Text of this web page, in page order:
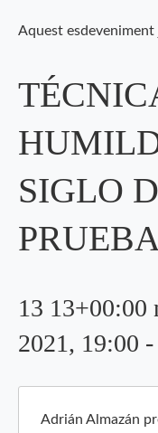
Aquest esdeveniment
SIGLO
13 13+00:00
2021, 19:00 -
Adrián Almazán